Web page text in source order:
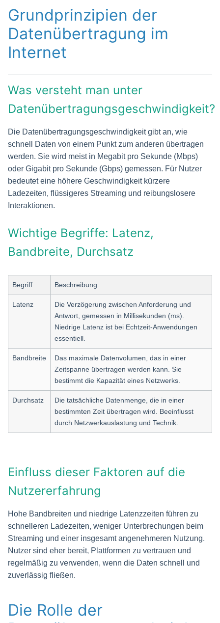
Grundprinzipien der
Datenübertragung im
Internet
Was versteht man unter
Datenübertragungsgeschwindigkeit?
Die Datenübertragungsgeschwindigkeit gibt an, wie
schnell Daten von einem Punkt zum anderen übertragen
werden. Sie wird meist in Megabit pro Sekunde (Mbps)
oder Gigabit pro Sekunde (Gbps) gemessen. Für Nutzer
bedeutet eine höhere Geschwindigkeit kürzere
Ladezeiten, flüssigeres Streaming und reibungslosere
Interaktionen.
Wichtige Begriffe: Latenz,
Bandbreite, Durchsatz
Begriff Beschreibung
Latenz
Die Verzögerung zwischen Anforderung und
Antwort, gemessen in Millisekunden (ms).
Niedrige Latenz ist bei Echtzeit-Anwendungen
essentiell.
Bandbreite
Das maximale Datenvolumen, das in einer
Zeitspanne übertragen werden kann. Sie
bestimmt die Kapazität eines Netzwerks.
Durchsatz
Die tatsächliche Datenmenge, die in einer
bestimmten Zeit übertragen wird. Beeinflusst
durch Netzwerkauslastung und Technik.
Einfluss dieser Faktoren auf die
Nutzererfahrung
Hohe Bandbreiten und niedrige Latenzzeiten führen zu
schnelleren Ladezeiten, weniger Unterbrechungen beim
Streaming und einer insgesamt angenehmeren Nutzung.
Nutzer sind eher bereit, Plattformen zu vertrauen und
regelmäßig zu verwenden, wenn die Daten schnell und
zuverlässig fließen.
Die Rolle der